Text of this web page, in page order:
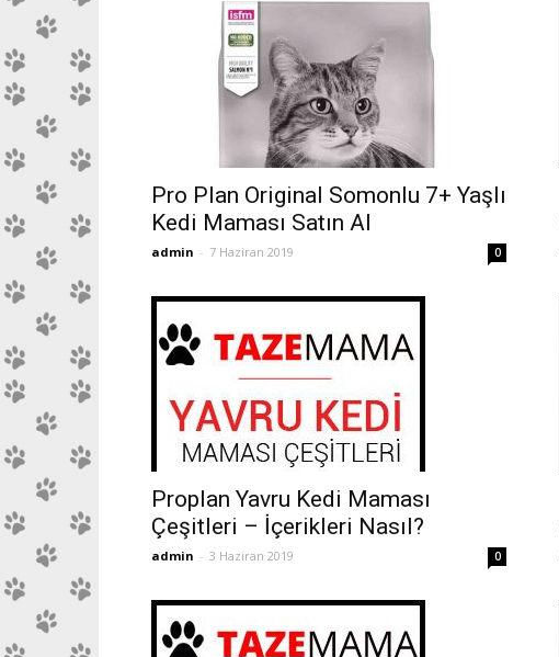
Pro Plan Original Somonlu 7+ Yaşlı
Kedi Maması Satın Al
admin - 7 Haziran 2019 0
Proplan Yavru Kedi Maması
Çeşitleri – İçerikleri Nasıl?
admin - 3 Haziran 2019 0